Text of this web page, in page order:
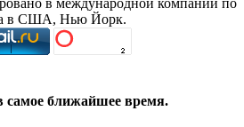
в международной компании по
в США, Нью Йорк.
ближайшее время.